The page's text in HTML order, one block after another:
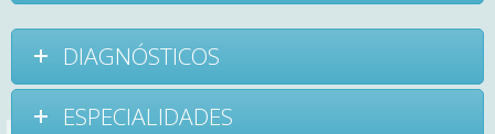
DIAGNÓSTICOS
ESPECIALIDADES